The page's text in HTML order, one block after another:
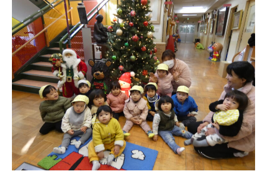
グループ施設・
関係先リンク
学校法⼈鴨⾕学園 鳳幼稚園
学校法⼈諏訪森学園 諏訪森幼稚
園
⼤阪府私⽴幼稚園連盟
社会福祉法人野田福祉会